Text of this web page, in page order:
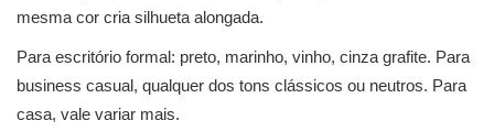
mesma cor cria silhueta alongada.
Para escritório formal: preto, marinho, vinho, cinza grafite. Para
business casual, qualquer dos tons clássicos ou neutros. Para
casa, vale variar mais.